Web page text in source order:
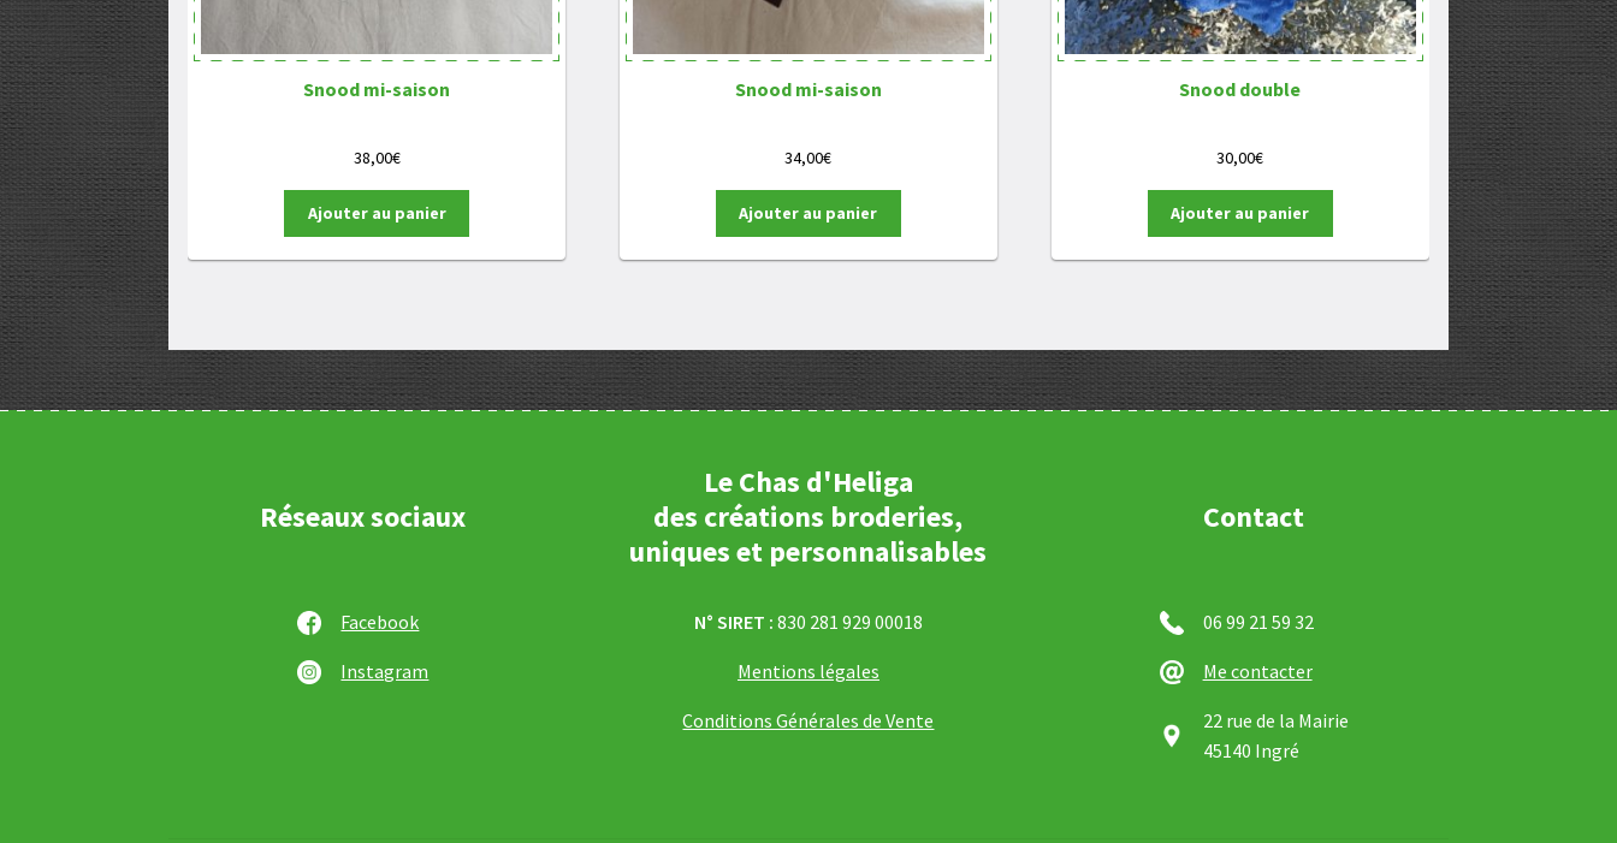
Snood mi-saison
38,00€
Ajouter au panier
Snood mi-saison
34,00€
Ajouter au panier
Snood double
30,00€
Ajouter au panier
Réseaux sociaux
Facebook
Instagram
Le Chas d'Heliga
des créations broderies,
uniques et personnalisables
N° SIRET : 830 281 929 00018
Mentions légales
Conditions Générales de Vente
Contact
06 99 21 59 32
Me contacter
22 rue de la Mairie
45140 Ingré